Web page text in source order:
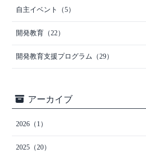
自主イベント （5）
開発教育 （22）
開発教育支援プログラム （29）
アーカイブ
2026 （1）
2025 （20）